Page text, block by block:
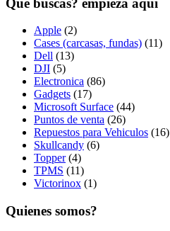
Apple (2)
Cases (carcasas, fundas) (11)
Dell (13)
DJI (5)
Electronica (86)
Gadgets (17)
Microsoft Surface (44)
Puntos de venta (26)
Repuestos para Vehiculos (16)
Skullcandy (6)
Topper (4)
TPMS (11)
Victorinox (1)
Quienes somos?